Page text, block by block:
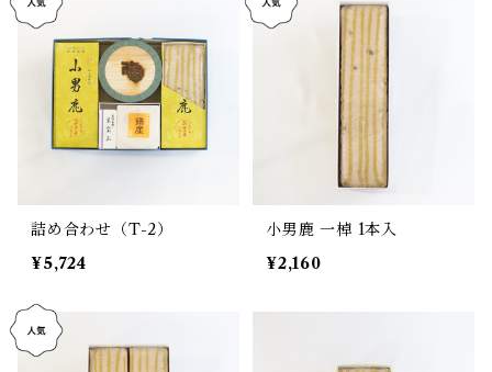
詰め合わせ（T-2）
¥5,724
小男鹿 一棹 1本入
¥2,160